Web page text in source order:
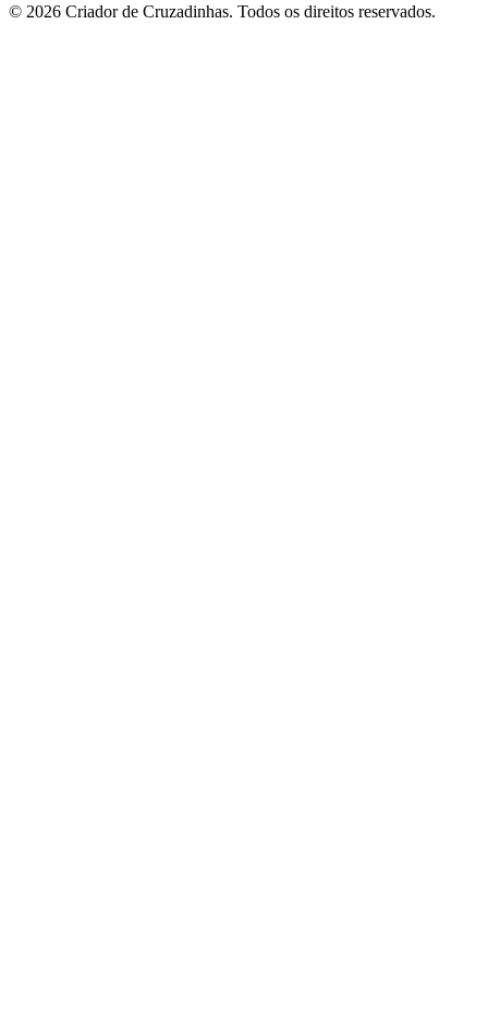
© 2026 Criador de Cruzadinhas. Todos os direitos reservados.